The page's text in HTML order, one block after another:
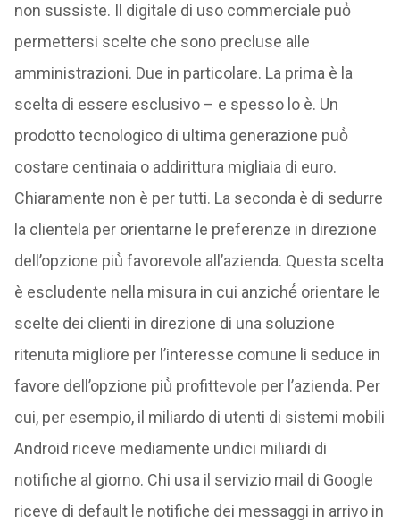
non sussiste. Il digitale di uso commerciale può̀
permettersi scelte che sono precluse alle
amministrazioni. Due in particolare. La prima è la
scelta di essere esclusivo – e spesso lo è. Un
prodotto tecnologico di ultima generazione può̀
costare centinaia o addirittura migliaia di euro.
Chiaramente non è per tutti. La seconda è di sedurre
la clientela per orientarne le preferenze in direzione
dell’opzione più̀ favorevole all’azienda. Questa scelta
è escludente nella misura in cui anziché́ orientare le
scelte dei clienti in direzione di una soluzione
ritenuta migliore per l’interesse comune li seduce in
favore dell’opzione più̀ profittevole per l’azienda. Per
cui, per esempio, il miliardo di utenti di sistemi mobili
Android riceve mediamente undici miliardi di
notifiche al giorno. Chi usa il servizio mail di Google
riceve di default le notifiche dei messaggi in arrivo in